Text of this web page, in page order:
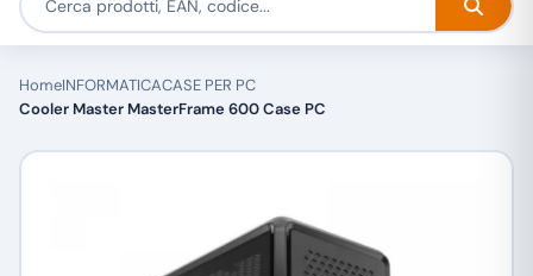
HomeINFORMATICACASE PER PC
Cooler Master MasterFrame 600 Case PC